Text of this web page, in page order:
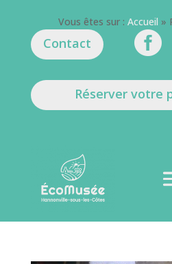
Vous êtes sur : Accueil »
Contact 
Réserver votre